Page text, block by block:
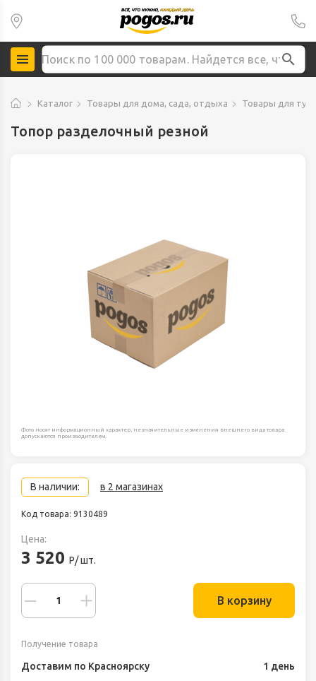
Каталог Товары для дома, сада, отдыха Товары для
Топор разделочный резной
Фото носят информационный характер, незначительные изменения внешнего вида товара
допускаются производителем.
В наличии: в 2 магазинах
Код товара: 9130489
Цена:
3 520 Р/ шт.
В корзину
Получение товара
Доставим по Красноярску
1 день